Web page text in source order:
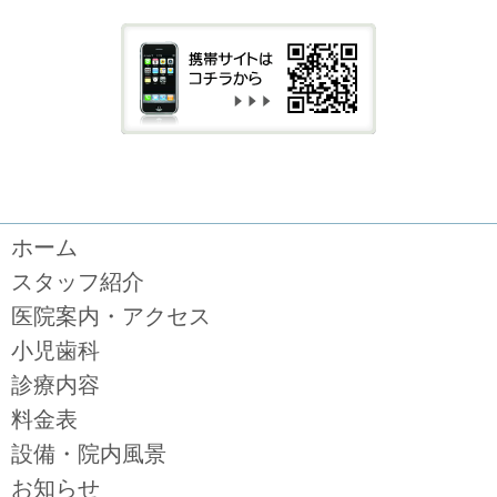
ホーム
スタッフ紹介
医院案内・アクセス
小児歯科
診療内容
料金表
設備・院内風景
お知らせ